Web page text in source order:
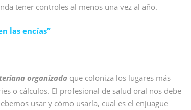
tener controles al menos una vez al año.
las encías”
organizada que coloniza los lugares más
o cálculos. El profesional de salud oral nos debe
usar y cómo usarla, cual es el enjuague